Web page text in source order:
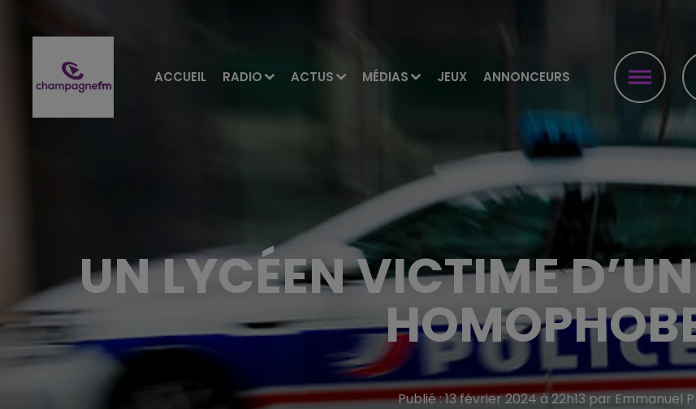
ACCUEIL RADIO ACTUS MÉDIAS JEUX ANNONCEURS
UN LYCÉEN VICTIME
Publié : 13 février 2024 à 22h13 par Emmanuel P